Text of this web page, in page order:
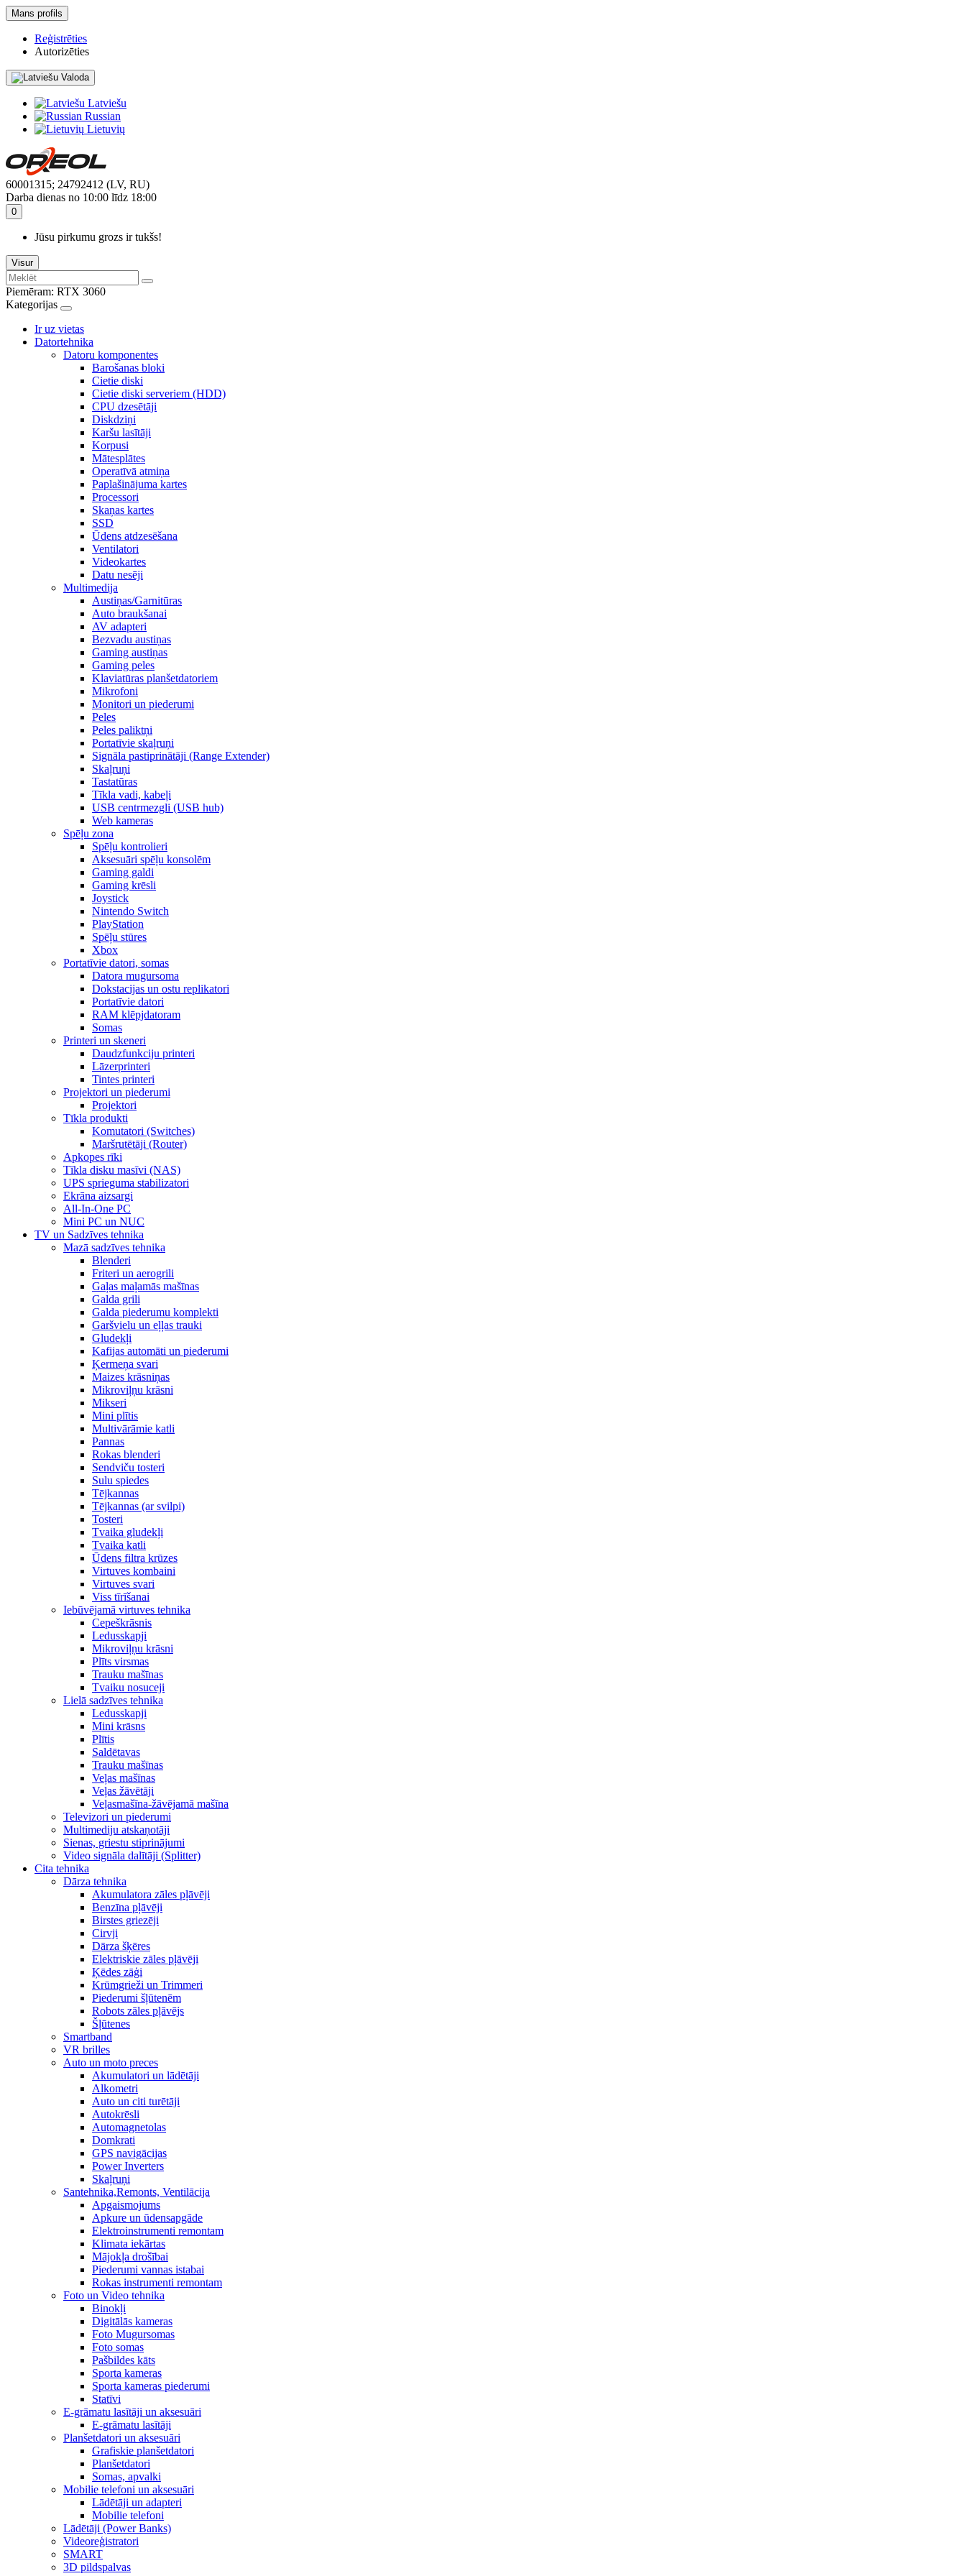
Mans profils
Reģistrēties
Autorizēties
Valoda
Latviešu
Russian
Lietuvių
60001315; 24792412 (LV, RU)
Darba dienas no 10:00 līdz 18:00
0
Jūsu pirkumu grozs ir tukšs!
Visur
Piemēram: RTX 3060
Kategorijas
Ir uz vietas
Datortehnika
Datoru komponentes
Barošanas bloki
Cietie diski
Cietie diski serveriem (HDD)
CPU dzesētāji
Diskdziņi
Karšu lasītāji
Korpusi
Mātesplātes
Operatīvā atmiņa
Paplašinājuma kartes
Processori
Skaņas kartes
SSD
Ūdens atdzesēšana
Ventilatori
Videokartes
Datu nesēji
Multimedija
Austiņas/Garnitūras
Auto braukšanai
AV adapteri
Bezvadu austiņas
Gaming austiņas
Gaming peles
Klaviatūras planšetdatoriem
Mikrofoni
Monitori un piederumi
Peles
Peles paliktņi
Portatīvie skaļruņi
Signāla pastiprinātāji (Range Extender)
Skaļruņi
Tastatūras
Tīkla vadi, kabeļi
USB centrmezgli (USB hub)
Web kameras
Spēļu zona
Spēļu kontrolieri
Aksesuāri spēļu konsolēm
Gaming galdi
Gaming krēsli
Joystick
Nintendo Switch
PlayStation
Spēļu stūres
Xbox
Portatīvie datori, somas
Datora mugursoma
Dokstacijas un ostu replikatori
Portatīvie datori
RAM klēpjdatoram
Somas
Printeri un skeneri
Daudzfunkciju printeri
Lāzerprinteri
Tintes printeri
Projektori un piederumi
Projektori
Tīkla produkti
Komutatori (Switches)
Maršrutētāji (Router)
Apkopes rīki
Tīkla disku masīvi (NAS)
UPS sprieguma stabilizatori
Ekrāna aizsargi
All-In-One PC
Mini PC un NUC
TV un Sadzīves tehnika
Mazā sadzīves tehnika
Blenderi
Friteri un aerogrili
Gaļas maļamās mašīnas
Galda grili
Galda piederumu komplekti
Garšvielu un eļļas trauki
Gludekļi
Kafijas automāti un piederumi
Ķermeņa svari
Maizes krāsniņas
Mikroviļņu krāsni
Mikseri
Mini plītis
Multivārāmie katli
Pannas
Rokas blenderi
Sendviču tosteri
Sulu spiedes
Tējkannas
Tējkannas (ar svilpi)
Tosteri
Tvaika gludekļi
Tvaika katli
Ūdens filtra krūzes
Virtuves kombaini
Virtuves svari
Viss tīrīšanai
Iebūvējamā virtuves tehnika
Cepeškrāsnis
Ledusskapji
Mikroviļņu krāsni
Plīts virsmas
Trauku mašīnas
Tvaiku nosuceji
Lielā sadzīves tehnika
Ledusskapji
Mini krāsns
Plītis
Saldētavas
Trauku mašīnas
Veļas mašīnas
Veļas žāvētāji
Veļasmašīna-žāvējamā mašīna
Televizori un piederumi
Multimediju atskaņotāji
Sienas, griestu stiprinājumi
Video signāla dalītāji (Splitter)
Cita tehnika
Dārza tehnika
Akumulatora zāles pļāvēji
Benzīna pļāvēji
Birstes griezēji
Cirvji
Dārza šķēres
Elektriskie zāles pļāvēji
Ķēdes zāģi
Krūmgrieži un Trimmeri
Piederumi šļūtenēm
Robots zāles pļāvējs
Šļūtenes
Smartband
VR brilles
Auto un moto preces
Akumulatori un lādētāji
Alkometri
Auto un citi turētāji
Autokrēsli
Automagnetolas
Domkrati
GPS navigācijas
Power Inverters
Skaļruņi
Santehnika,Remonts, Ventilācija
Apgaismojums
Apkure un ūdensapgāde
Elektroinstrumenti remontam
Klimata iekārtas
Mājokļa drošībai
Piederumi vannas istabai
Rokas instrumenti remontam
Foto un Video tehnika
Binokļi
Digitālās kameras
Foto Mugursomas
Foto somas
Pašbildes kāts
Sporta kameras
Sporta kameras piederumi
Statīvi
E-grāmatu lasītāji un aksesuāri
E-grāmatu lasītāji
Planšetdatori un aksesuāri
Grafiskie planšetdatori
Planšetdatori
Somas, apvalki
Mobilie telefoni un aksesuāri
Lādētāji un adapteri
Mobilie telefoni
Lādētāji (Power Banks)
Videoreģistratori
SMART
3D pildspalvas